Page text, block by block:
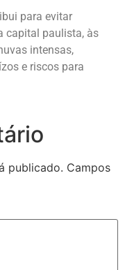
para evitar
capital paulista, às
intensas,
e riscos para
publicado. Campos